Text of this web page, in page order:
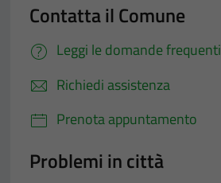
Contatta il Comune
Leggi le domande frequenti
Richiedi assistenza
Prenota appuntamento
Problemi in città